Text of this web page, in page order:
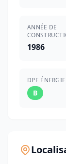
ANNÉE DE
1986
DPE ÉNERGIE
B